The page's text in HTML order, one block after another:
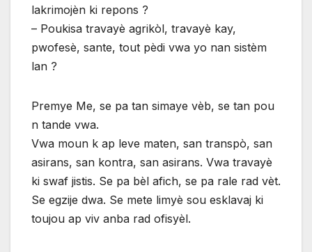
lakrimojèn ki repons ?
– Poukisa travayè agrikòl, travayè kay,
pwofesè, sante, tout pèdi vwa yo nan sistèm
lan ?
Premye Me, se pa tan simaye vèb, se tan pou
n tande vwa.
Vwa moun k ap leve maten, san transpò, san
asirans, san kontra, san asirans. Vwa travayè
ki swaf jistis. Se pa bèl afich, se pa rale rad vèt.
Se egzije dwa. Se mete limyè sou esklavaj ki
toujou ap viv anba rad ofisyèl.